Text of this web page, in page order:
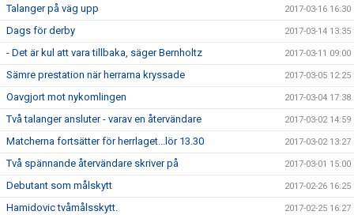
Talanger på väg upp 2017-03-16 16:30
Dags för derby 2017-03-14 13:35
- Det är kul att vara tillbaka, säger Bernholtz 2017-03-11 09:00
Sämre prestation när herrarna kryssade 2017-03-05 12:25
Oavgjort mot nykomlingen 2017-03-04 17:38
Två talanger ansluter - varav en återvändare 2017-03-02 14:59
Matcherna fortsätter för herrlaget...lör 13.30 2017-03-02 13:27
Två spännande återvändare skriver på 2017-03-01 15:00
Debutant som målskytt 2017-02-26 16:25
Hamidovic tvåmålsskytt. 2017-02-25 16:27